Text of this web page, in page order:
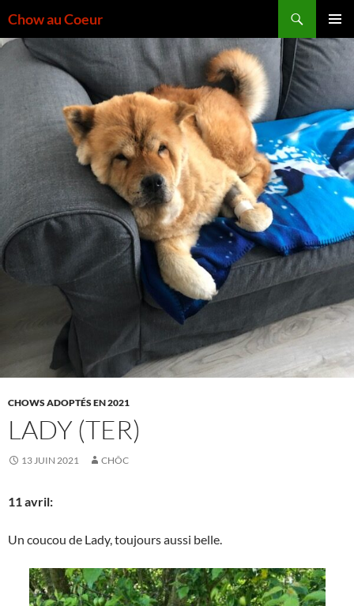
au
contenu
Chow au Coeur
MENU
CHOWS ADOPTÉS EN 2021
LADY (TER)
13 JUIN 2021 CHÔC
11 avril:
Un coucou de Lady, toujours aussi belle.